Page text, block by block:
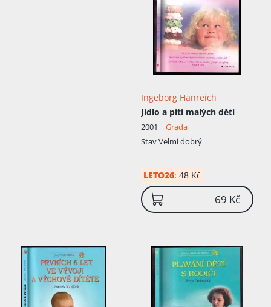
Ingeborg Hanreich
Jídlo a pití malých dětí
2001 | Grada
StavVelmi dobrý
LETO26: 48 Kč
69 Kč